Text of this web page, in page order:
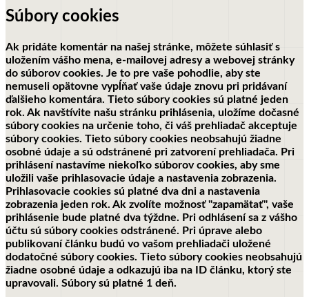
Súbory cookies
Ak pridáte komentár na našej stránke, môžete súhlasiť s
uložením vášho mena, e-mailovej adresy a webovej stránky
do súborov cookies. Je to pre vaše pohodlie, aby ste
nemuseli opätovne vypĺňať vaše údaje znovu pri pridávaní
ďalšieho komentára. Tieto súbory cookies sú platné jeden
rok. Ak navštívite našu stránku prihlásenia, uložíme dočasné
súbory cookies na určenie toho, či váš prehliadač akceptuje
súbory cookies. Tieto súbory cookies neobsahujú žiadne
osobné údaje a sú odstránené pri zatvorení prehliadača. Pri
prihlásení nastavíme niekoľko súborov cookies, aby sme
uložili vaše prihlasovacie údaje a nastavenia zobrazenia.
Prihlasovacie cookies sú platné dva dni a nastavenia
zobrazenia jeden rok. Ak zvolíte možnosť "zapamätať", vaše
prihlásenie bude platné dva týždne. Pri odhlásení sa z vášho
účtu sú súbory cookies odstránené. Pri úprave alebo
publikovaní článku budú vo vašom prehliadači uložené
dodatočné súbory cookies. Tieto súbory cookies neobsahujú
žiadne osobné údaje a odkazujú iba na ID článku, ktorý ste
upravovali. Súbory sú platné 1 deň.